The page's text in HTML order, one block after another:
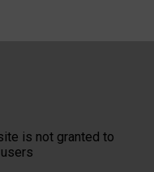
is not granted to